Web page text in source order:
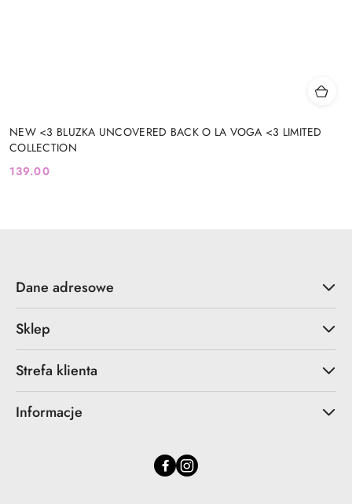
NEW <3 BLUZKA UNCOVERED BACK O LA VOGA <3 LIMITED
COLLECTION
Cena:
139.00
Dane adresowe
Sklep
Strefa klienta
Informacje